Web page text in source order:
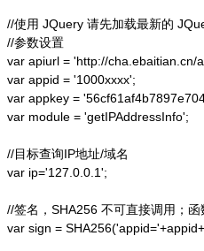
//使用 JQuery 请先加载最新的
//参数设置
var apiurl = 'http://cha.ebaitian.cn/
var appid = '1000xxxx';
var appkey =
var module = 'getIPAddressInfo';
//目标查询IP地址/域名
var ip='127.0.0.1';
//签名，SHA256 不可直接调用；
var sign =